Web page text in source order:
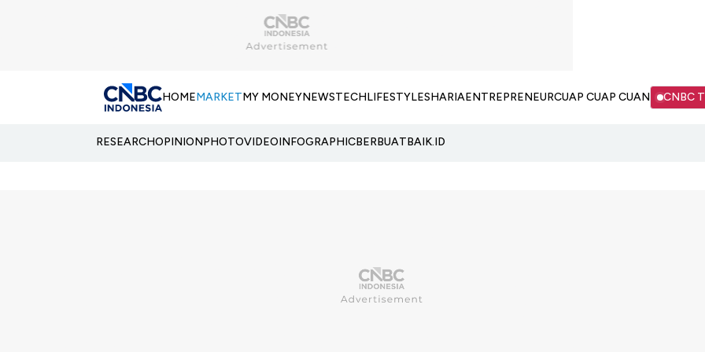
HOMEMARKETMY MONEYNEWSTECHLIFESTYLESHARIAENTREPRENEURCUAP CUAP CUAN CNBC
RESEARCHOPINIONPHOTOVIDEOINFOGRAPHICBERBUATBAIK.ID